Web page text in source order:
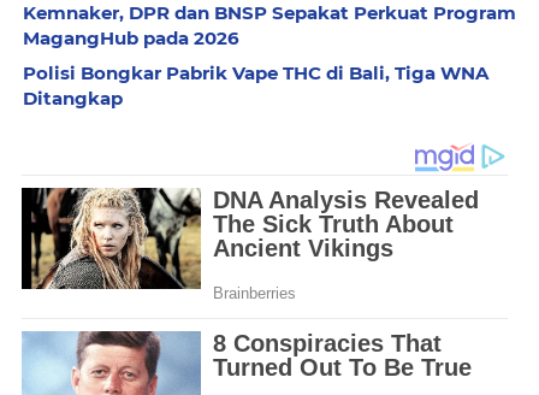
Kemnaker, DPR dan BNSP Sepakat Perkuat Program
MagangHub pada 2026
Polisi Bongkar Pabrik Vape THC di Bali, Tiga WNA
Ditangkap